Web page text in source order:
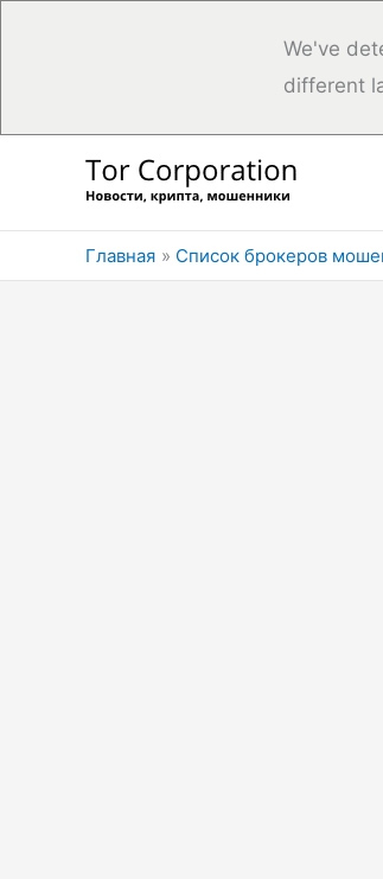
We've
different
Главная Список брокеров